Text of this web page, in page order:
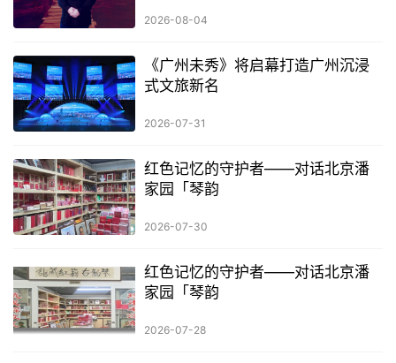
2026-08-04
《广州未秀》将启幕打造广州沉浸
式文旅新名
2026-07-31
红色记忆的守护者——对话北京潘
家园「琴韵
2026-07-30
红色记忆的守护者——对话北京潘
家园「琴韵
2026-07-28